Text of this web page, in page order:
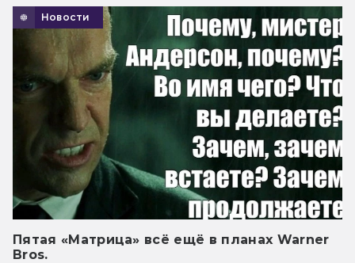
Новости
Пятая «Матрица» всё ещё в планах Warner
Bros.